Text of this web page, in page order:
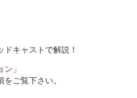
キャストで解説！
ン」
をご覧下さい。